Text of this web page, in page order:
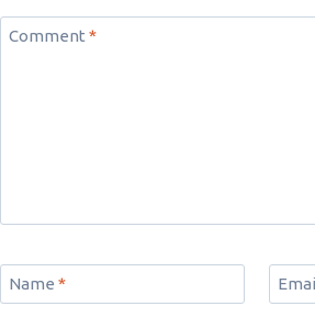
Comment *
Name *